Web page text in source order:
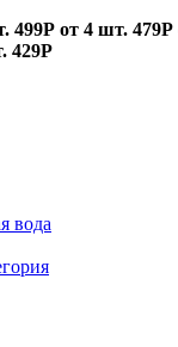
499Р от 4 шт. 479Р
429Р
вода